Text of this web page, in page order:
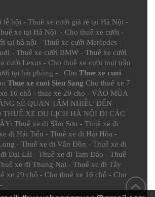
lễ hội - Thuê xe cưới giá rẻ tại Hà Nội -
xe tại Hà Nội - Cho thuê xe cưới -
tại hà nội - Thuê xe cưới Mercedes -
- Thuê xe cưới BMW - Thuê xe cưới
cưới Lexus - Cho thuê xe cưới mui trần
tại hải phòng - Cho Thue xe cuoi
Thue xe cuoi Sieu Sang Cho thuê xe 7
16 chỗ - thue xe 29 cho - VÀO MÙA
SẼ QUAN TÂM NHIỀU ĐẾN
THUÊ XE DU LỊCH HÀ NỘI ĐI CÁC
Thuê xe đi Sầm Sơn - Thuê xe đi
đi Hải Tiến - Thuê xe đi Hải Hòa -
- Thuê xe đi Vân Đồn - Thuê xe đi
Đại Lải - Thuê xe đi Tam Đảo - Thuê
xe đi Thung Nai - Thuê xe đi Tây
xe 29 chỗ - Cho thuê xe 16 chỗ - Cho
-